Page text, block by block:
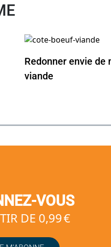
Redonner envie de
viande
VOUS
DE 0,99 €